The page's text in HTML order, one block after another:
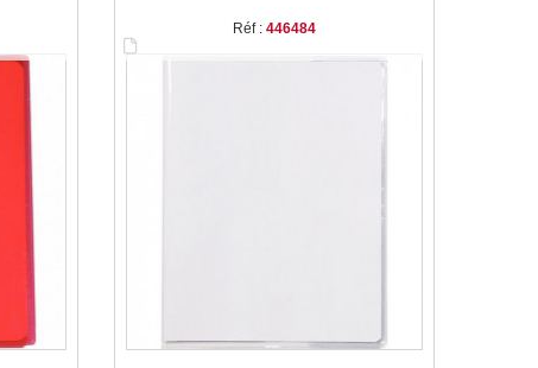
Réf : 446484